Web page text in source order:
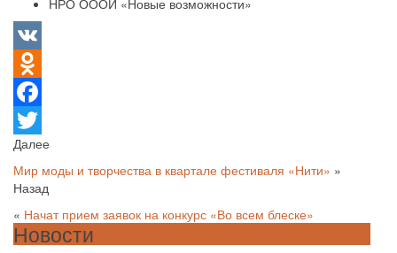
НРО ОООИ «Новые возможности»
VK
Odnoklassniki
Facebook
Twitter
Далее
Мир моды и творчества в квартале фестиваля «Нити» »
Назад
« Начат прием заявок на конкурс «Во всем блеске»
Новости